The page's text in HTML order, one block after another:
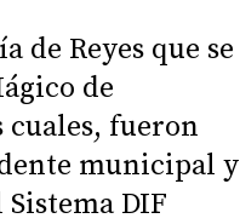
de Reyes que se
de
cuales, fueron
municipal y
DIF